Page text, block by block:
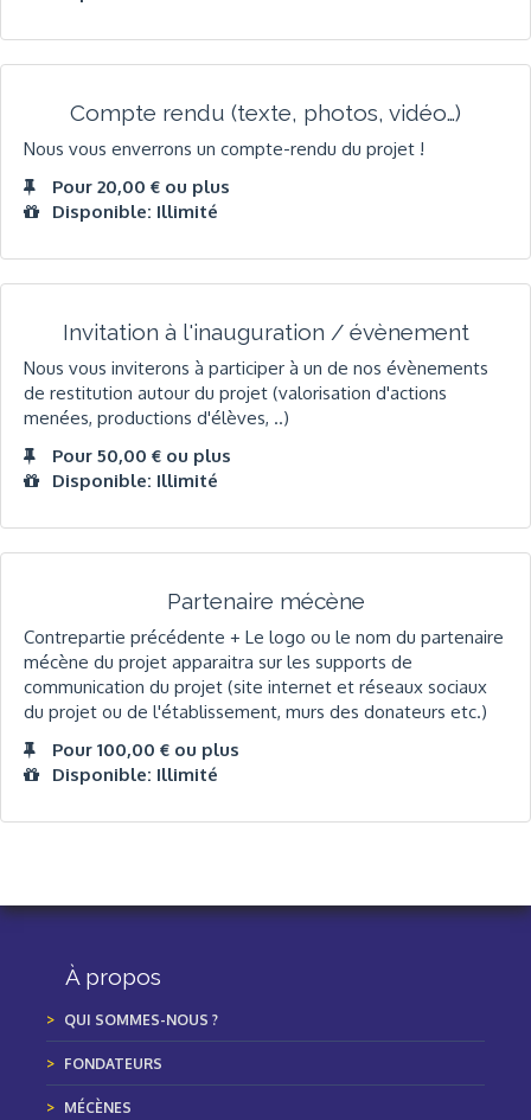
Compte rendu (texte, photos, vidéo…)
Nous vous enverrons un compte-rendu du projet !
Pour 20,00 € ou plus
Disponible: Illimité
Invitation à l'inauguration / évènement
Nous vous inviterons à participer à un de nos évènements
de restitution autour du projet (valorisation d'actions
menées, productions d'élèves, ..)
Pour 50,00 € ou plus
Disponible: Illimité
Partenaire mécène
Contrepartie précédente + Le logo ou le nom du partenaire
mécène du projet apparaitra sur les supports de
communication du projet (site internet et réseaux sociaux
du projet ou de l'établissement, murs des donateurs etc.)
Pour 100,00 € ou plus
Disponible: Illimité
À propos
QUI SOMMES-NOUS ?
FONDATEURS
MÉCÈNES